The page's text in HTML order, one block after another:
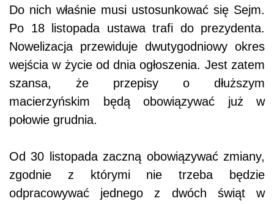
Do nich właśnie musi ustosunkować się Sejm.
Po 18 listopada ustawa trafi do prezydenta.
Nowelizacja przewiduje dwutygodniowy okres
wejścia w życie od dnia ogłoszenia. Jest zatem
szansa, że przepisy o dłuższym
macierzyńskim będą obowiązywać już w
połowie grudnia.
Od 30 listopada zaczną obowiązywać zmiany,
zgodnie z którymi nie trzeba będzie
odpracowywać jednego z dwóch świąt w